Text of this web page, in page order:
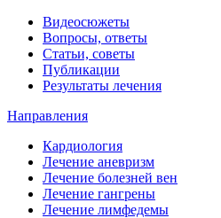
Видеосюжеты
Вопросы, ответы
Статьи, советы
Публикации
Результаты лечения
Направления
Кардиология
Лечение аневризм
Лечение болезней вен
Лечение гангрены
Лечение лимфедемы